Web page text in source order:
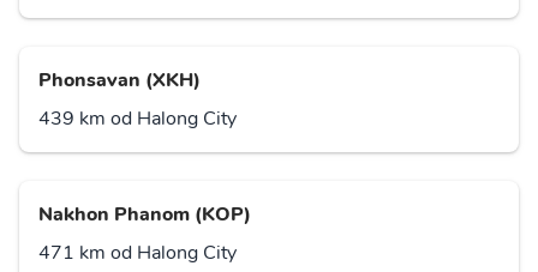
Phonsavan (XKH)
439 km od Halong City
Nakhon Phanom (KOP)
471 km od Halong City